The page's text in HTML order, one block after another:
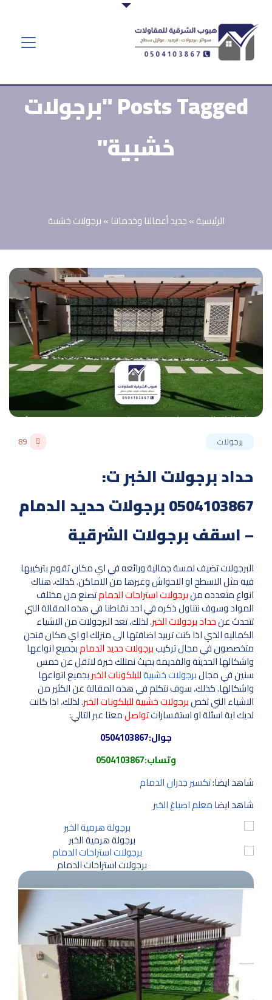
Posts Tagged "برجولات
خشبية"
الرئيسية»جديد أعمالنا وخدماتنا »برجولات خشبية
برجولات 89
حداد برجولات الخبر ت:
0504103867 برجولات حديد الدمام
– اسقف برجولات الشرقية
البرجولات تضيف لمسة جمالية ورائعه في اي مكان تقوم بتركيبها
فيه مثل الاسطح او الاحواش وغيرها من الاماكن. كذلك، هناك
انواع متعدده منبرجولات استراحات الدمامتصنع من مختلف
المواد وسوف نتناول ذكره في احد نقاطنا في هذه المقالة التي
تتحدث عنحداد برجولات الخبر. لذلك، تعد البرجولات من الاشياء
الكماليه الذي اذا كنت ترييد اضافتها الى منزلك او اي مكان فنحن
متخصصون في مجال تركيببرجولات حديد الدمامبجميع انواعها
واشكالها الحديثة والقديمة بحيث نمتلك خبرة لاتقل عن خمس
سنين في مجالبرجولات خشبيةللبلكونات الخبربجميع انواعها
واشكالها. كذلك، سوف نتكلم في هذه المقالة عن الكثير من
الاشياء التي تخصبرجولات خشبية للبلكونات الخبر. لذلك، اذا كانت
لديك اية اسئلة او استفساراتتواصلمعنا عبر التالي:
جوال:0504103867
وتساب:0504103867
شاهد ايضا:تكسير جدران الدمام
شاهد ايضامعلم اصباغ الخبر
برجولة هرمية الخبر
برجولات استراحات الدمام